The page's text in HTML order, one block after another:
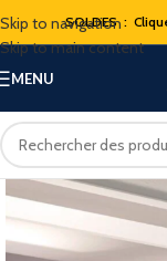
Skip to navigation
Skip to main content
SOLDES :
MENU